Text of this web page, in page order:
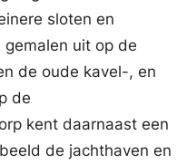
sloten en
uit op de
de oude kavel-, en
de
kent daarnaast een
de jachthaven en